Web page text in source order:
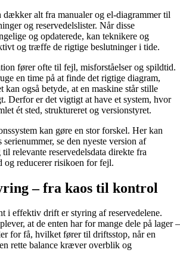
dækker alt fra manualer og el-diagrammer til
og reservedelslister. Når disse
og opdaterede, kan teknikere og
og træffe de rigtige beslutninger i tide.
fører ofte til fejl, misforståelser og spildtid.
en time på at finde det rigtige diagram,
også betyde, at en maskine står stille
Derfor er det vigtigt at have et system, hvor
ét sted, struktureret og versionstyret.
kan gøre en stor forskel. Her kan
serienummer, se den nyeste version af
relevante reservedelsdata direkte fra
og reducerer risikoen for fejl.
– fra kaos til kontrol
i effektiv drift er styring af reservedelene.
at de enten har for mange dele på lager –
for få, hvilket fører til driftsstop, når en
rette balance kræver overblik og